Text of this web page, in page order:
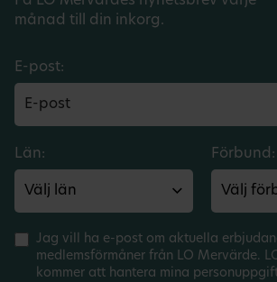
månad till din inkorg.
E-post:
Län: Förbund:
Jag vill ha e-post om aktuella
medlemsförmåner från LO Mervärde.
kommer att hantera mina